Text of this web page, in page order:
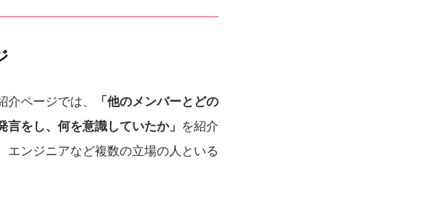
ページでは、
「他のメンバーとどの
をし、何を意識していたか」 を紹介
ンジニアなど複数の立場の人といる